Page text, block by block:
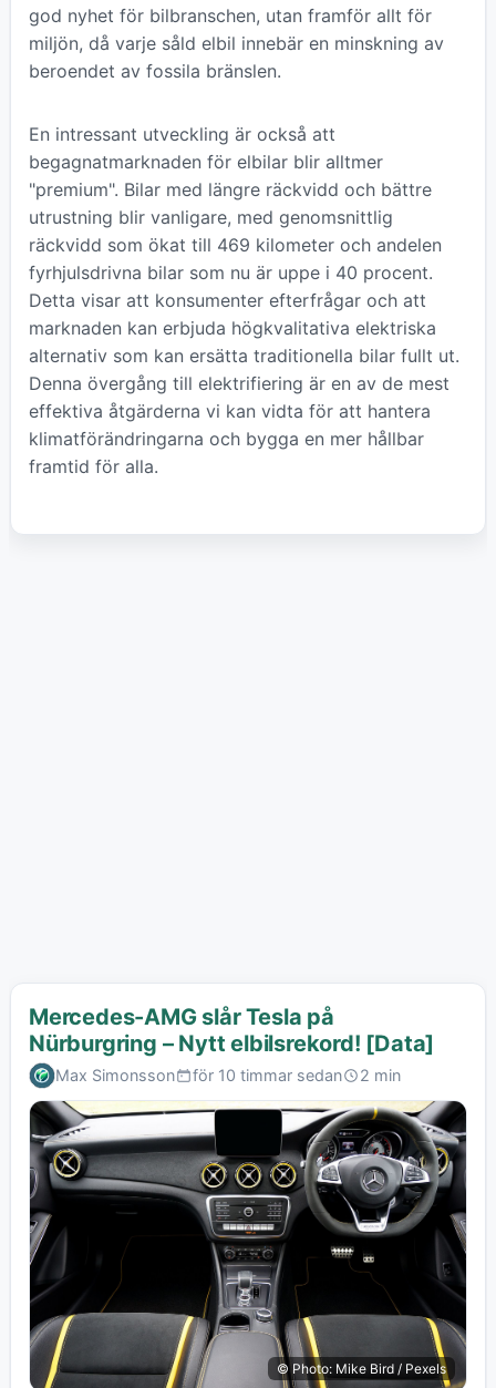
god nyhet för bilbranschen, utan framför allt för
miljön, då varje såld elbil innebär en minskning av
beroendet av fossila bränslen.
En intressant utveckling är också att
begagnatmarknaden för elbilar blir alltmer
"premium". Bilar med längre räckvidd och bättre
utrustning blir vanligare, med genomsnittlig
räckvidd som ökat till 469 kilometer och andelen
fyrhjulsdrivna bilar som nu är uppe i 40 procent.
Detta visar att konsumenter efterfrågar och att
marknaden kan erbjuda högkvalitativa elektriska
alternativ som kan ersätta traditionella bilar fullt ut.
Denna övergång till elektrifiering är en av de mest
effektiva åtgärderna vi kan vidta för att hantera
klimatförändringarna och bygga en mer hållbar
framtid för alla.
Mercedes-AMG slår Tesla på
Nürburgring – Nytt elbilsrekord! [Data]
Max Simonsson för 10 timmar sedan 2 min
© Photo: Mike Bird / Pexels